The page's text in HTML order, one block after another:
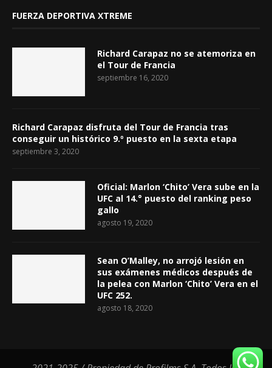
FUERZA DEPORTIVA XTREME
Richard Carapaz no se atemoriza en
el Tour de Francia
septiembre 16, 2020
Richard Carapaz disfruta del Tour de Francia tras
conseguir un histórico 9.º puesto en la sexta etapa
septiembre 3, 2020
Oficial: Marlon ‘Chito’ Vera sube en la
UFC al 14.° puesto del ranking peso
gallo
agosto 19, 2020
Sean O’Malley, no arrojó lesión en
sus exámenes médicos después de
la pelea con Marlon ‘Chito’ Vera en el
UFC 252.
agosto 18, 2020